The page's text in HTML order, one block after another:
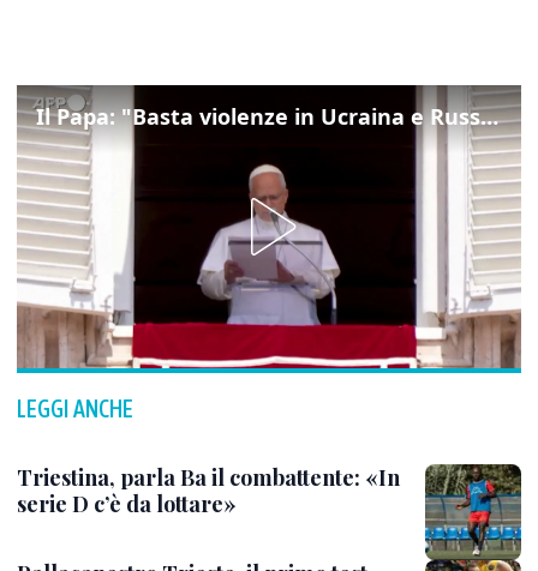
Il Papa: "Basta violenze in Ucraina e Russia, spazio a diplomazia"
LEGGI ANCHE
Triestina, parla Ba il combattente: «In
serie D c’è da lottare»